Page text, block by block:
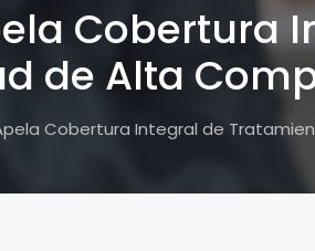
Cobertura
de Alta
Cobertura Integral de